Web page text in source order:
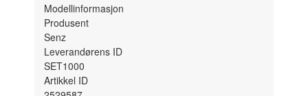
Modellinformasjon
Produsent
Senz
Leverandørens ID
SET1000
Artikkel ID